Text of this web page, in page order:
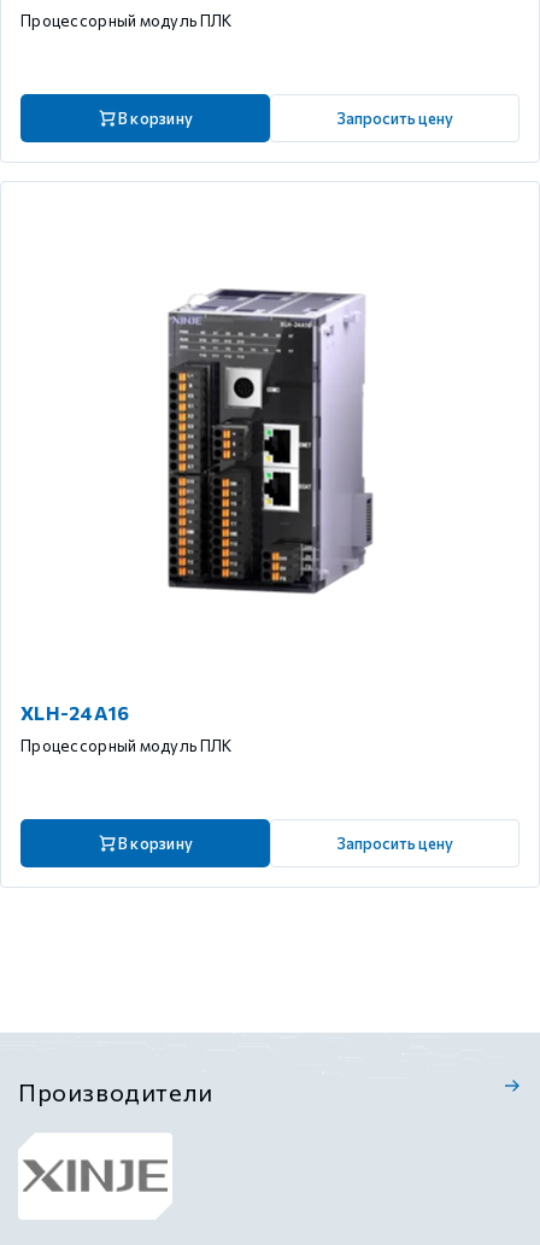
Процессорный модуль ПЛК
В корзину Запросить цену
XLH-24A16
Процессорный модуль ПЛК
В корзину Запросить цену
Производители